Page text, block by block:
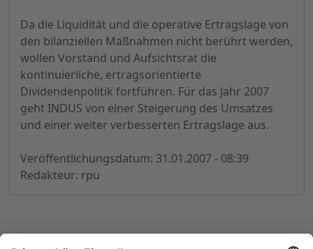
Da die Liquidität und die operative Ertragslage von
den bilanziellen Maßnahmen nicht berührt werden,
wollen Vorstand und Aufsichtsrat die
kontinuierliche, ertragsorientierte
Dividendenpolitik fortführen. Für das Jahr 2007
geht INDUS von einer Steigerung des Umsatzes
und einer weiter verbesserten Ertragslage aus.
Veröffentlichungsdatum: 31.01.2007 - 08:39
Redakteur: rpu